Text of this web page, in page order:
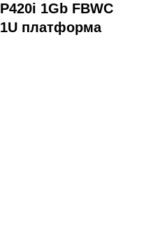
1Gb FBWC
1U платформа